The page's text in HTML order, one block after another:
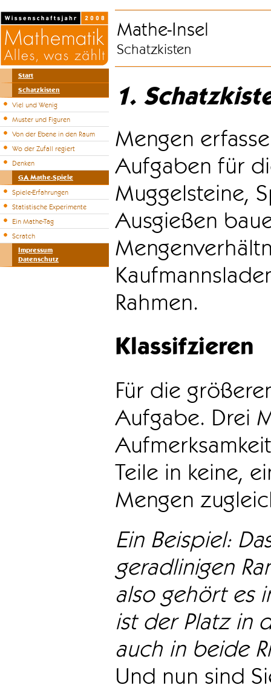
Start
Schatzkisten
Viel und Wenig
Muster und Figuren
Von der Ebene in den Raum
Wo der Zufall regiert
Denken
GA Mathe-Spiele
Spiele-Erfahrungen
Statistische Experimente
Ein Mathe-Tag
Scratch
Impressum
Datenschutz
Mathe-Insel
Schatzkisten
1.
Mengen
Aufgaben für
Muggelsteine,
Ausgießen
Rahmen.
Klassifzieren
Für die
Aufgabe. Drei
Teile in keine,
Mengen
Ein Beispiel:
geradlinigen
also gehört es
ist der Platz in
auch in beide
Und nun sind